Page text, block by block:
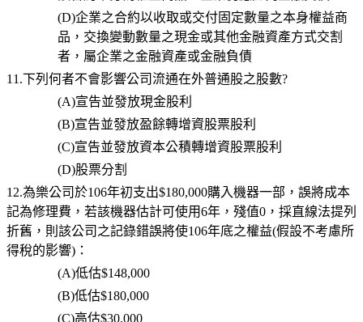
(D)企業之合約以收取或交付固定數量之本身權益商
品，交換變動數量之現金或其他金融資產方式交割
者，屬企業之金融資產或金融負債
11.下列何者不會影響公司流通在外普通股之股數?
(A)宣告並發放現金股利
(B)宣告並發放盈餘轉增資股票股利
(C)宣告並發放資本公積轉增資股票股利
(D)股票分割
12.為樂公司於106年初支出$180,000購入機器一部，誤將成本
記為修理費，若該機器估計可使用6年，殘值0，採直線法提列
折舊，則該公司之記錄錯誤將使106年底之權益(假設不考慮所
得稅的影響)：
(A)低估$148,000
(B)低估$180,000
(C)高估$30,000